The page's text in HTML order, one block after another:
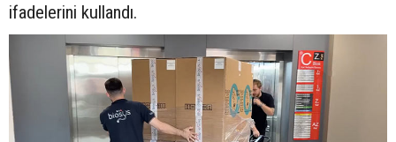
ifadelerini kullandı.